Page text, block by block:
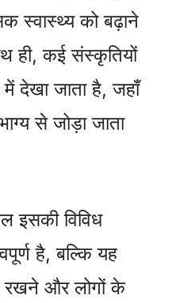
स्वास्थ्य को बढ़ाने
ही, कई संस्कृतियों
जाता है, जहाँ
से जोड़ा जाता
इसकी विविध
है, बल्कि यह
रखने और लोगों के